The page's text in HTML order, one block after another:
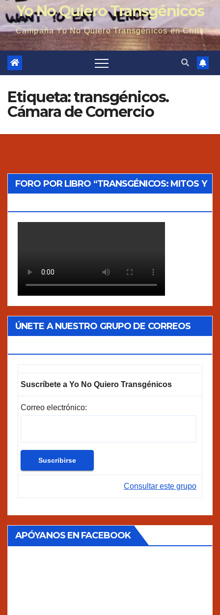
Yo No Quiero Transgénicos
Campaña Yo No Quiero Transgénicos en Chile
Etiqueta: transgénicos.
Cámara de Comercio
FORO POR LIBRO “TRANSGÉNICOS: MITOS Y
ÚNETE A NUESTRO GRUPO DE CORREOS
Suscríbete a Yo No Quiero Transgénicos
Correo electrónico:
Consultar este grupo
APÓYANOS EN FACEBOOK